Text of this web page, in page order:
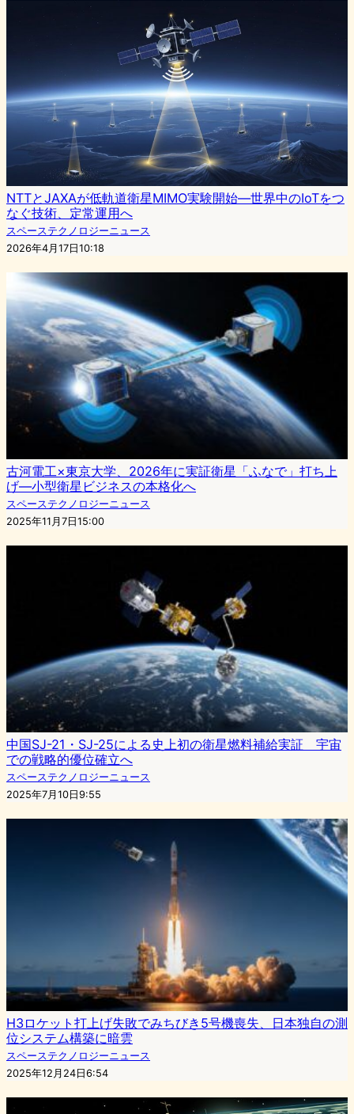
NTTとJAXAが低軌道衛星MIMO実験開始—世界中のIoTをつ
なぐ技術、定常運用へ
スペーステクノロジーニュース
2026年4月17日10:18
古河電工×東京大学、2026年に実証衛星「ふなで」打ち上
げ—小型衛星ビジネスの本格化へ
スペーステクノロジーニュース
2025年11月7日15:00
中国SJ-21・SJ-25による史上初の衛星燃料補給実証 宇宙
での戦略的優位確立へ
スペーステクノロジーニュース
2025年7月10日9:55
H3ロケット打上げ失敗でみちびき5号機喪失、日本独自の測
位システム構築に暗雲
スペーステクノロジーニュース
2025年12月24日6:54